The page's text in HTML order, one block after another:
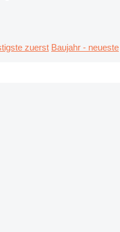
zuerst Baujahr - neueste